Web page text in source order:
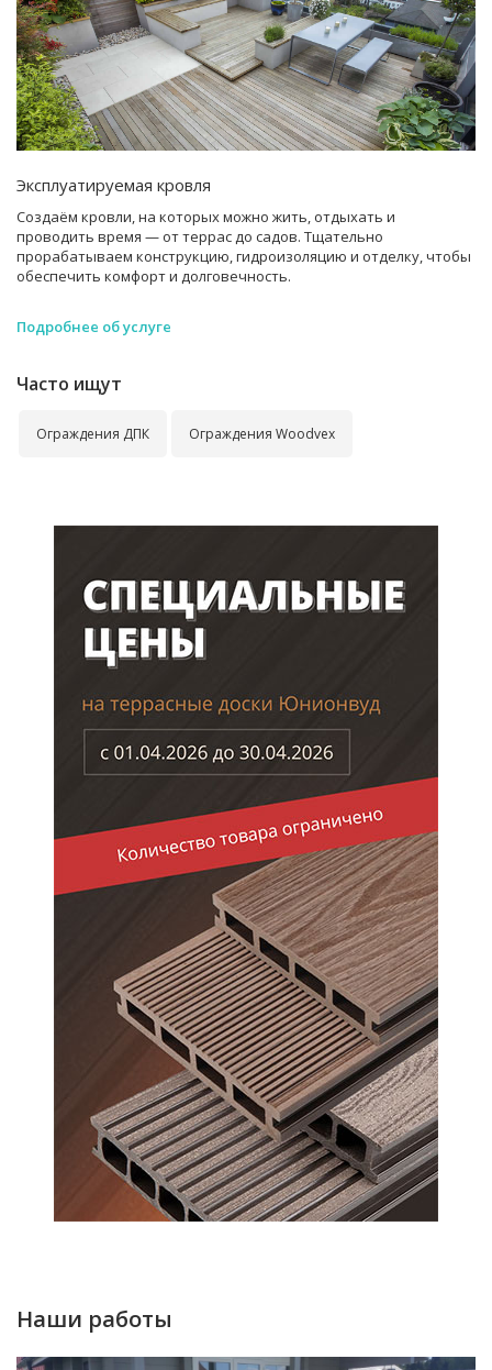
Эксплуатируемая кровля
Создаём кровли, на которых можно жить, отдыхать и
проводить время — от террас до садов. Тщательно
прорабатываем конструкцию, гидроизоляцию и отделку, чтобы
обеспечить комфорт и долговечность.
Подробнее об услуге
Часто ищут
Ограждения ДПК Ограждения Woodvex
Наши работы